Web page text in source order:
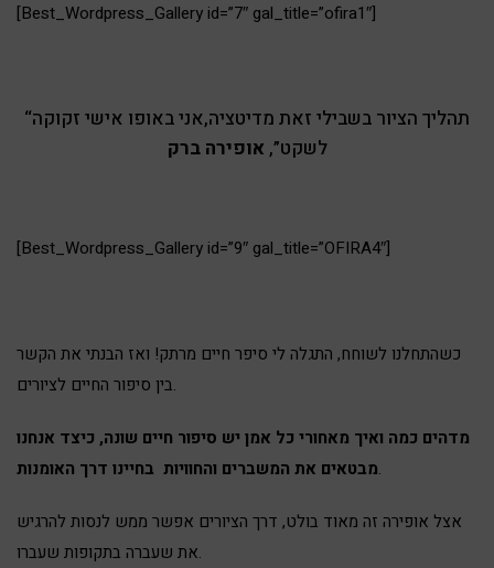
[Best_Wordpress_Gallery id=”7″ gal_title=”ofira1″]
“תהליך הציור בשבילי זאת מדיטציה,אני באופו אישי זקוקה
לשקט”, אופירה ברק
[Best_Wordpress_Gallery id=”9″ gal_title=”OFIRA4″]
כשהתחלנו לשוחח, התגלה לי סיפר חיים מרתק! ואז הבנתי את הקשר
בין סיפור החיים לציורים.
מדהים כמה ואיך מאחורי כל אמן יש סיפור חיים שונה, כיצד אנחנו
מבטאים את המשברים והחוויות בחיינו דרך האומנות.
אצל אופירה זה מאוד בולט, דרך הציורים אפשר ממש לנסות להרגיש
את שעברה בתקופות שעברו.